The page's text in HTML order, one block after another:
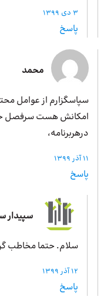
3 دی 1399
پاسخ
محمد
سپاسگزارم از عوامل
امکانش هست سرفصل
درهربرنامه،
11 آذر 1399
پاسخ
سپیدار
سلام. حتما مخاطب
12 آذر 1399
پاسخ